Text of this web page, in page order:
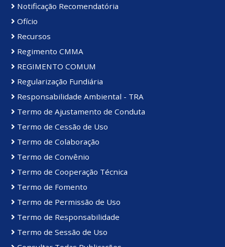
Notificação Recomendatória
Ofício
Recursos
Regimento CMMA
REGIMENTO COMUM
Regularização Fundiária
Responsabilidade Ambiental - TRA
Termo de Ajustamento de Conduta
Termo de Cessão de Uso
Termo de Colaboração
Termo de Convênio
Termo de Cooperação Técnica
Termo de Fomento
Termo de Permissão de Uso
Termo de Responsabilidade
Termo de Sessão de Uso